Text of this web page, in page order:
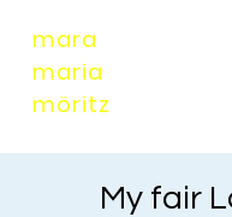
mara
maria
möritz
My fair